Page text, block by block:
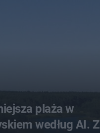
plaża w
według AI. Z